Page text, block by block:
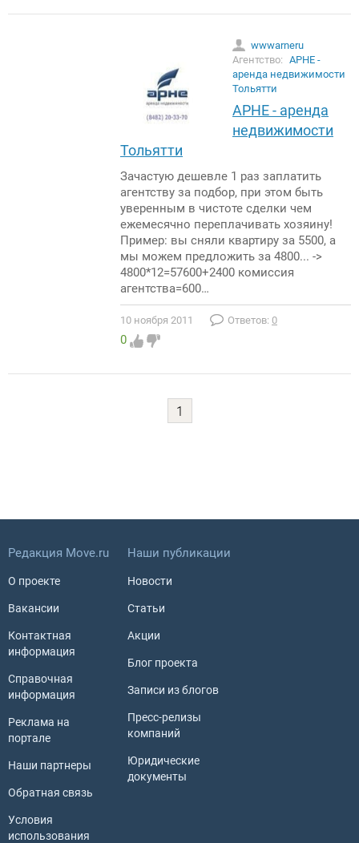
wwwarneru
Агентство: АРНЕ -
аренда недвижимости
Тольятти
АРНЕ - аренда
недвижимости
Тольятти
Зачастую дешевле 1 раз заплатить
агентству за подбор, при этом быть
уверенным в чистоте сделки чем
ежемесячно переплачивать хозяину!
Пример: вы сняли квартиру за 5500, а
мы можем предложить за 4800... ->
4800*12=57600+2400 комиссия
агентства=600…
10 ноября 2011 Ответов: 0
0
1
Редакция Move.ru
О проекте
Вакансии
Контактная
информация
Справочная
информация
Реклама на
портале
Наши партнеры
Обратная связь
Условия
использования
Наши публикации
Новости
Статьи
Акции
Блог проекта
Записи из блогов
Пресс-релизы
компаний
Юридические
документы